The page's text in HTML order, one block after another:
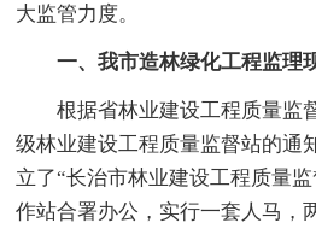
大监管力度。
一、我市造林绿化工程监理
根据省林业建设工程质量监
级林业建设工程质量监督站的通
立了“长治市林业建设工程质量
作站合署办公，实行一套人马，